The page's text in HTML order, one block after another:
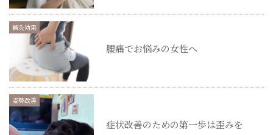
鍼灸効果
腰痛でお悩みの女性へ
姿勢改善
症状改善のための第一歩は歪みを